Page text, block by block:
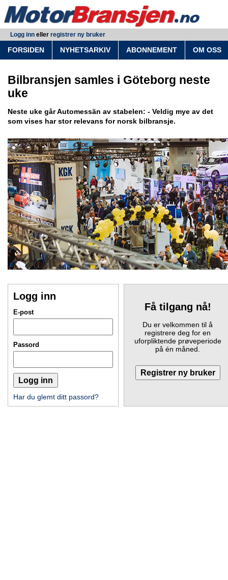
Logg inn eller registrer ny bruker
FORSIDEN NYHETSARKIV ABONNEMENT OM OSS
Bilbransjen samles i Göteborg neste
uke
Neste uke går Automessän av stabelen: - Veldig mye av det
som vises har stor relevans for norsk bilbransje.
Logg inn
E-post
Passord
Har du glemt ditt passord?
Få tilgang nå!
Du er velkommen til å
registrere deg for en
uforpliktende prøveperiode
på én måned.